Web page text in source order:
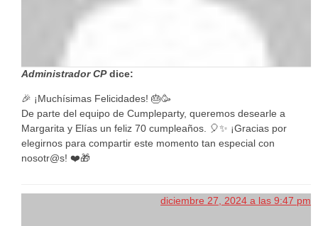
Administrador CP dice:
🎉 ¡Muchísimas Felicidades! 🎂🥳
De parte del equipo de Cumpleparty, queremos desearle a
Margarita y Elías un feliz 70 cumpleaños. 🎈✨ ¡Gracias por
elegirnos para compartir este momento tan especial con
nosotr@s! ❤️🎁
diciembre 27, 2024 a las 9:47 pm